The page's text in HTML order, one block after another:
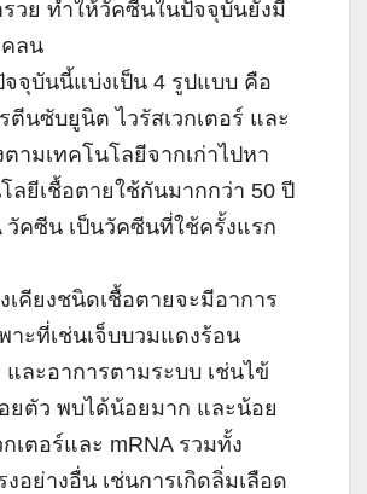
รวย ทำให้วัคซีนในปัจจุบันยังมี
ลน
จุบันนี้แบ่งเป็น 4 รูปแบบ คือ
ตีนซับยูนิต ไวรัสเวกเตอร์ และ
ตามเทคโนโลยีจากเก่าไปหา
ลยีเชื้อตายใช้กันมากกว่า 50 ปี
วัคซีน เป็นวัคซีนที่ใช้ครั้งแรก
เคียงชนิดเชื้อตายจะมีอาการ
าะที่เช่นเจ็บบวมแดงร้อน
ละอาการตามระบบ เช่นไข้
อยตัว พบได้น้อยมาก และน้อย
กเตอร์และ mRNA รวมทั้ง
อย่างอื่น เช่นการเกิดลิ่มเลือด